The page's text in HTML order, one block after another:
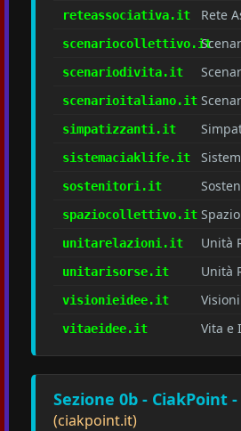
reteassociativa.it Rete
scenariocollettivo.it
scenariodivita.it
scenarioitaliano.it
simpatizzanti.it
sistemaciaklife.it
sostenitori.it
spaziocollettivo.it
unitarelazioni.it Unità
unitarisorse.it Unità
visionieidee.it
vitaeidee.it Vita e
Sezione 0b - CiakPoint
(ciakpoint.it)